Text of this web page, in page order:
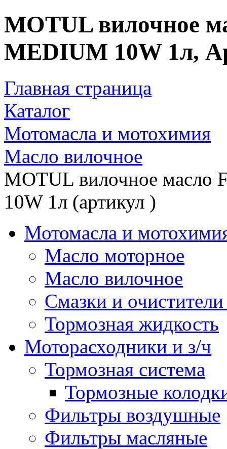
MOTUL вилочное
MEDIUM 10W 1л,
Главная страница
Каталог
Мотомасла и мотохимия
Масло вилочное
MOTUL вилочное масло
10W 1л (артикул )
Мотомасла и
Масло моторное
Масло вилочное
Смазки и
Тормозная жидкость
Моторасходники и з/ч
Тормозная система
Тормозные
Фильтры воздушные
Фильтры масляные